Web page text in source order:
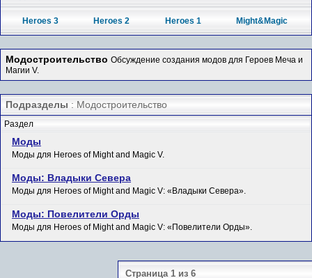
Heroes 3 Heroes 2 Heroes 1 Might&Magic
Модостроительство Обсуждение создания модов для Героев Меча и
Магии V.
Подразделы : Модостроительство
Раздел
Моды
Моды для Heroes of Might and Magic V.
Моды: Владыки Севера
Моды для Heroes of Might and Magic V: «Владыки Севера».
Моды: Повелители Орды
Моды для Heroes of Might and Magic V: «Повелители Орды».
Страница 1 из 6